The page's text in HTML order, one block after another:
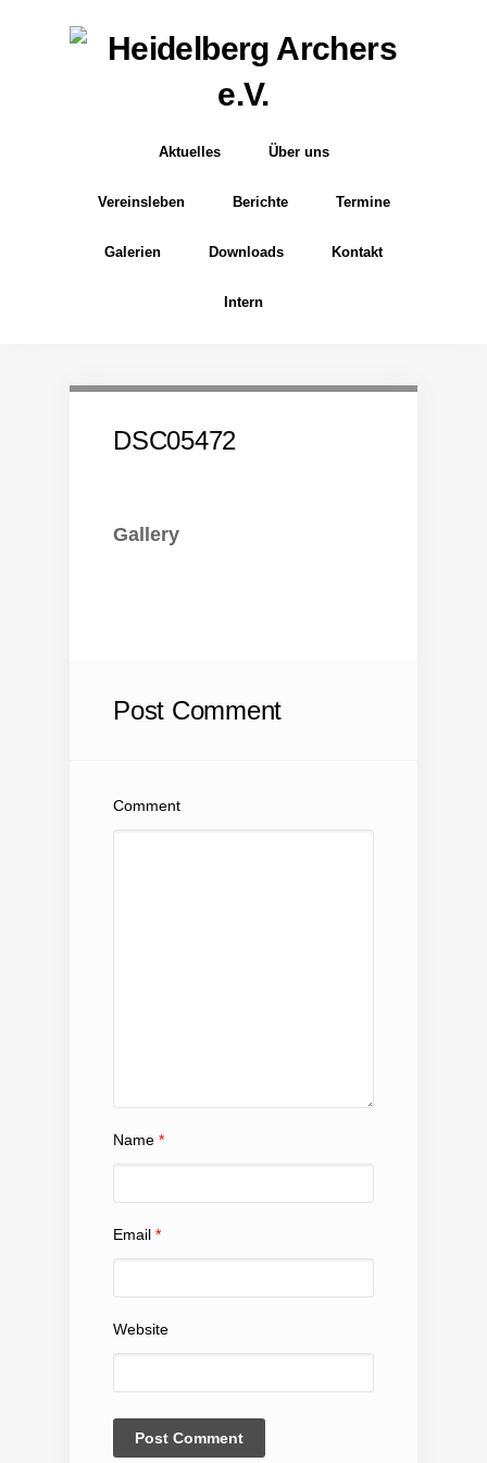
Aktuelles Über uns
Vereinsleben Berichte Termine
Galerien Downloads Kontakt
Intern
DSC05472
Gallery
Post Comment
Comment
Name *
Email *
Website